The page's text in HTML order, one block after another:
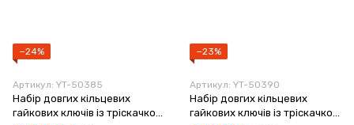
−24%
Артикул: YT-50385
Набір довгих кільцевих
гайкових ключів із тріскачкою
−23%
Артикул: YT-50390
Набір довгих кільцевих
гайкових ключів із тріскачкою